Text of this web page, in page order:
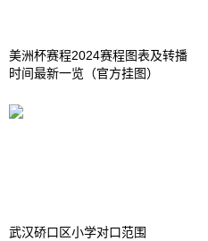
美洲杯赛程2024赛程图表及转播
时间最新一览（官方挂图）
武汉硚口区小学对口范围